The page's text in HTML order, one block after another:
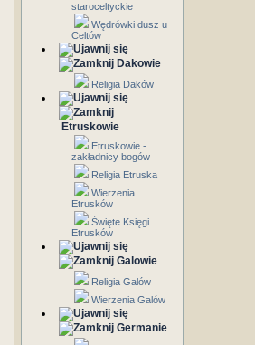
staroceltyckie
Wędrówki dusz u
Celtów
Dakowie
Religia Daków
Etruskowie
Etruskowie -
zakładnicy bogów
Religia Etruska
Wierzenia
Etrusków
Święte Księgi
Etrusków
Galowie
Religia Galów
Wierzenia Galów
Germanie